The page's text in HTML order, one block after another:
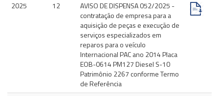
2025
12
AVISO DE DISPENSA 052/2025 -
contratação de empresa para a
aquisição de peças e execução de
serviços especializados em
reparos para o veículo
Internacional PAC ano 2014 Placa
EOB-0614 PM127 Diesel S-10
Patrimônio 2267 conforme Termo
de Referência